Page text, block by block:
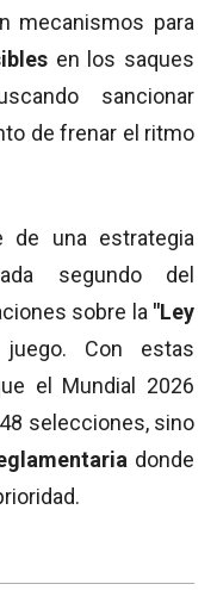
mecanismos para
en los saques
sancionar
de frenar el ritmo
de una estrategia
segundo del
sobre la "Ley
Con estas
el Mundial 2026
selecciones, sino
donde